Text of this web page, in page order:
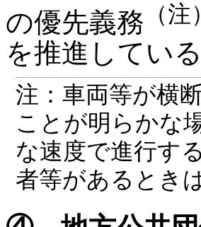
の優先義務 （注）
を推進している
注：車両等が横
ことが明らかな
な速度で進行す
者等があるとき